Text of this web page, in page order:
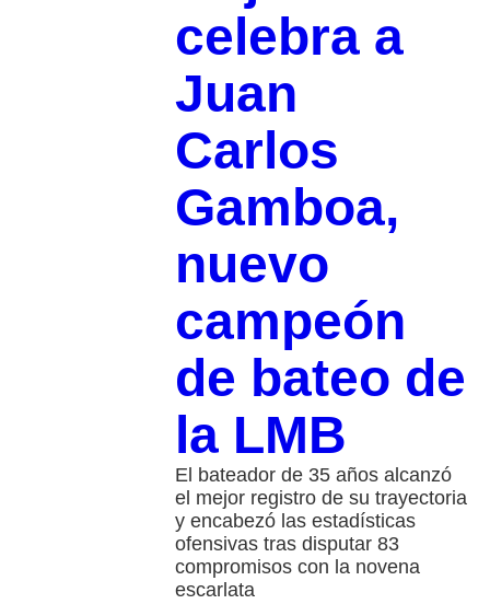
celebra a
Juan
Carlos
Gamboa,
nuevo
campeón
de bateo de
la LMB
El bateador de 35 años alcanzó
el mejor registro de su trayectoria
y encabezó las estadísticas
ofensivas tras disputar 83
compromisos con la novena
escarlata